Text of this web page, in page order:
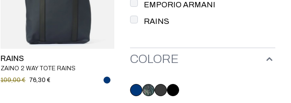
EMPORIO ARMANI
RAINS
COLORE
RAINS
ZAINO 2 WAY TOTE RAINS
109,00 € 76,30 €